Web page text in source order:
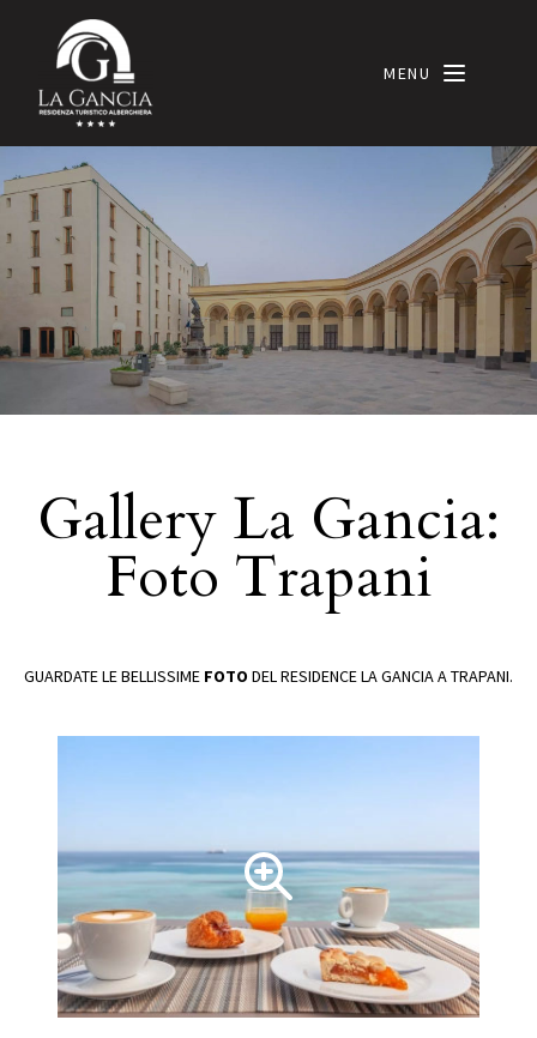
MENU
Gallery La Gancia:
Foto Trapani
GUARDATE LE BELLISSIME FOTO DEL RESIDENCE LA GANCIA A TRAPANI.
Informativa sulla raccolta
Le tue preferenze relative alla privacy